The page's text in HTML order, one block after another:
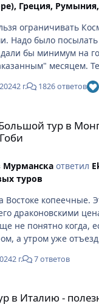
Греция,
ограничивать
Надо было
дали бы минимум на
месяцем.
замечтай вторую
просто так
2 г. 1826 ответов
тур в
Мурманскаответил
туров
Востоке копеечные.
драконовскими
не понятно когда,
а утром уже
2 г. 7 ответов
в Италию -